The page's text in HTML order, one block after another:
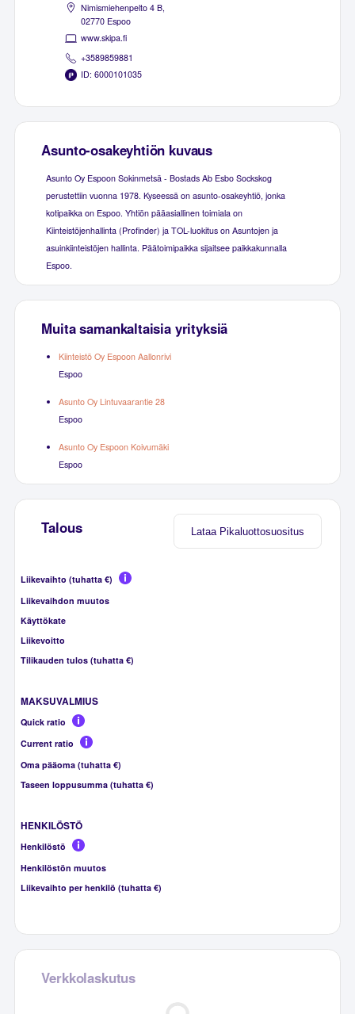
Nimismiehenpelto 4 B,
02770 Espoo
www.skipa.fi
+3589859881
ID: 6000101035
Asunto-osakeyhtiön kuvaus
Asunto Oy Espoon Sokinmetsä - Bostads Ab Esbo Sockskog
perustettiin vuonna 1978. Kyseessä on asunto-osakeyhtiö, jonka
kotipaikka on Espoo. Yhtiön pääasiallinen toimiala on
Kiinteistöjenhallinta (Profinder) ja TOL-luokitus on Asuntojen ja
asuinkiinteistöjen hallinta. Päätoimipaikka sijaitsee paikkakunnalla
Espoo.
Muita samankaltaisia yrityksiä
Kiinteistö Oy Espoon Aallonrivi
Espoo
Asunto Oy Lintuvaarantie 28
Espoo
Asunto Oy Espoon Koivumäki
Espoo
Lataa Pikaluottosuositus
Talous
Liikevaihto (tuhatta €)
Liikevaihdon muutos
Käyttökate
Liikevoitto
Tilikauden tulos (tuhatta €)
MAKSUVALMIUS
Quick ratio
Current ratio
Oma pääoma (tuhatta €)
Taseen loppusumma (tuhatta €)
HENKILÖSTÖ
Henkilöstö
Henkilöstön muutos
Liikevaihto per henkilö (tuhatta €)
Verkkolaskutus